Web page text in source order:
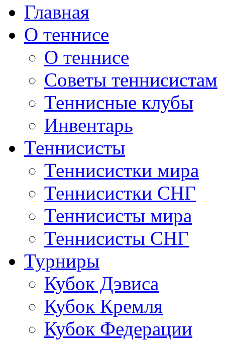
Главная
О теннисе
О теннисе
Советы теннисистам
Теннисные клубы
Инвентарь
Теннисисты
Теннисистки мира
Теннисистки СНГ
Теннисисты мира
Теннисисты СНГ
Турниры
Кубок Дэвиса
Кубок Кремля
Кубок Федерации